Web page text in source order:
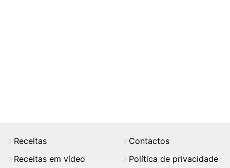
Receitas
Receitas em vídeo
Contactos
Política de privacidade